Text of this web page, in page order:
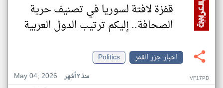
قفزة لافتة لسوريا في تصنيف حرية
الصحافة.. إليكم ترتيب الدول العربية
اخبار جزر القمر
Politics
May 04, 2026
منذ ٣ أشهر VF17PD